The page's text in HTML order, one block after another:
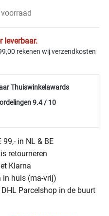
leverbaar.
rekenen wij verzendkosten
Thuiswinkelawards
9.4 / 10
in NL & BE
retourneren
Klarna
in huis (ma-vrij)
Parcelshop in de buurt